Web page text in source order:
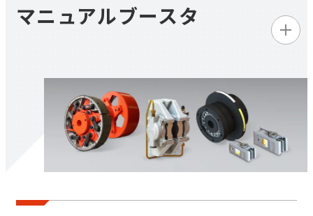
マニュアルブースタ
製品情報トップ
ディスクブレーキ／クランパ